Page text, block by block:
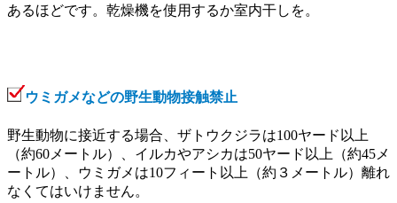
あるほどです。乾燥機を使用するか室内干しを。
ウミガメなどの野生動物接触禁止
野生動物に接近する場合、ザトウクジラは100ヤード以上
（約60メートル）、イルカやアシカは50ヤード以上（約45メ
ートル）、ウミガメは10フィート以上（約３メートル）離れ
なくてはいけません。